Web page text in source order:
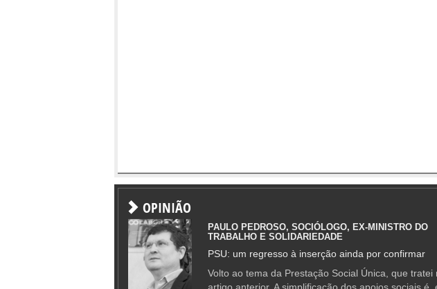
OPINIÃO
PAULO PEDROSO, SOCIÓLOGO, EX-MINISTRO DO
TRABALHO E SOLIDARIEDADE
PSU: um regresso à inserção ainda por confirmar
Volto ao tema da Prestação Social Única, que tratei